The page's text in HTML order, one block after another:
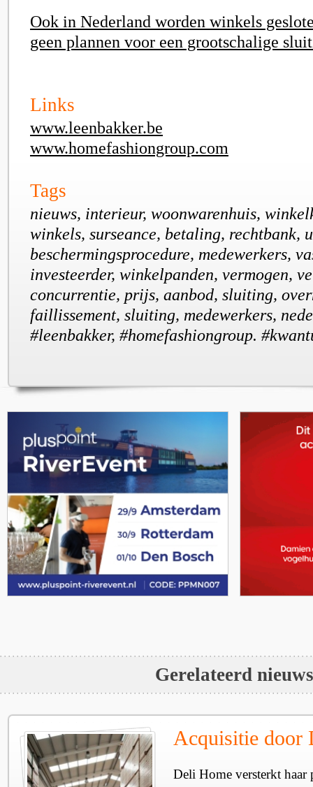
Ook in Nederland worden winkels
geen plannen voor een grootschalige
Links
www.leenbakker.be
www.homefashiongroup.com
Tags
nieuws, interieur, woonwarenhuis,
winkels, surseance, betaling, rechtbank,
beschermingsprocedure, medewerkers,
investeerder, winkelpanden, vermogen,
concurrentie, prijs, aanbod, sluiting,
faillissement, sluiting, medewerkers,
#leenbakker, #homefashiongroup.
Gerelateerd nieuws
Acquisitie door
Deli Home versterkt haar